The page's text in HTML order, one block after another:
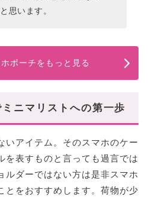
思います。
ポーチをもっと見る
ニマリストへの第一歩
いアイテム。そのスマホのケー
を表すものと言っても過言では
ルダーではない方は是非スマホ
とをおすすめします。荷物が少